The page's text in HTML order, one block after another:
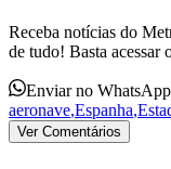
Receba notícias do
de tudo! Basta acessar
Enviar no WhatsApp
aeronave,Espanha,
Ver Comentários